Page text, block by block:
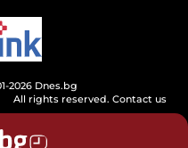
2026 Dnes.bg
All rights reserved. Contact us